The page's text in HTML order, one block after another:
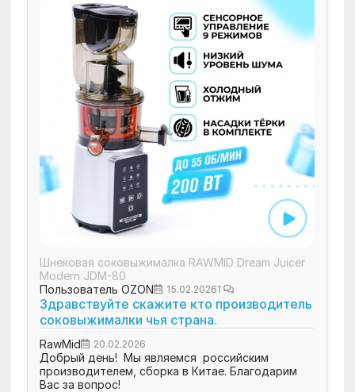
Шнековая соковыжималка RAWMID Dream Juicer
Modern JDM-80
Пользователь OZON
15.02.20261
Здравствуйте скажите кто производитель
соковыжималки чья страна.
RawMid 20.02.2026
Добрый день! Мы являемся российским
производителем, сборка в Китае. Благодарим
Вас за вопрос!